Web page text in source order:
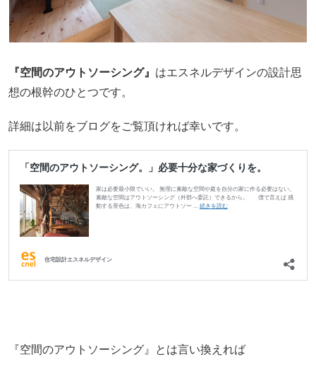
『空間のアウトソーシング』 はエスネルデザインの設計思
想の根幹のひとつです。
詳細は以前をブログをご覧頂ければ幸いです。
『空間のアウトソーシング』とは言い換えれば